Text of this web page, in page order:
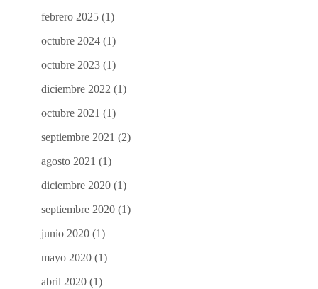
febrero 2025 (1)
octubre 2024 (1)
octubre 2023 (1)
diciembre 2022 (1)
octubre 2021 (1)
septiembre 2021 (2)
agosto 2021 (1)
diciembre 2020 (1)
septiembre 2020 (1)
junio 2020 (1)
mayo 2020 (1)
abril 2020 (1)